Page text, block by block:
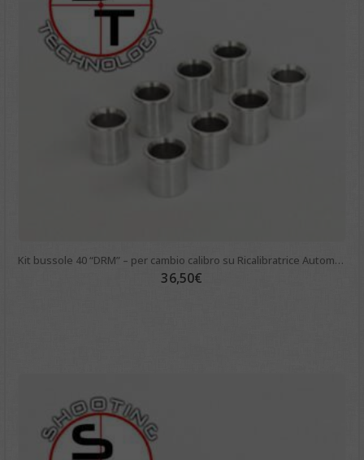
Kit bussole 40 “DRM” – per cambio calibro su Ricalibratrice Automatica
36,50€